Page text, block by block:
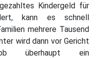
Kindergeld für
kann es schnell
mehrere Tausend
wird dann vor Gericht
überhaupt ein